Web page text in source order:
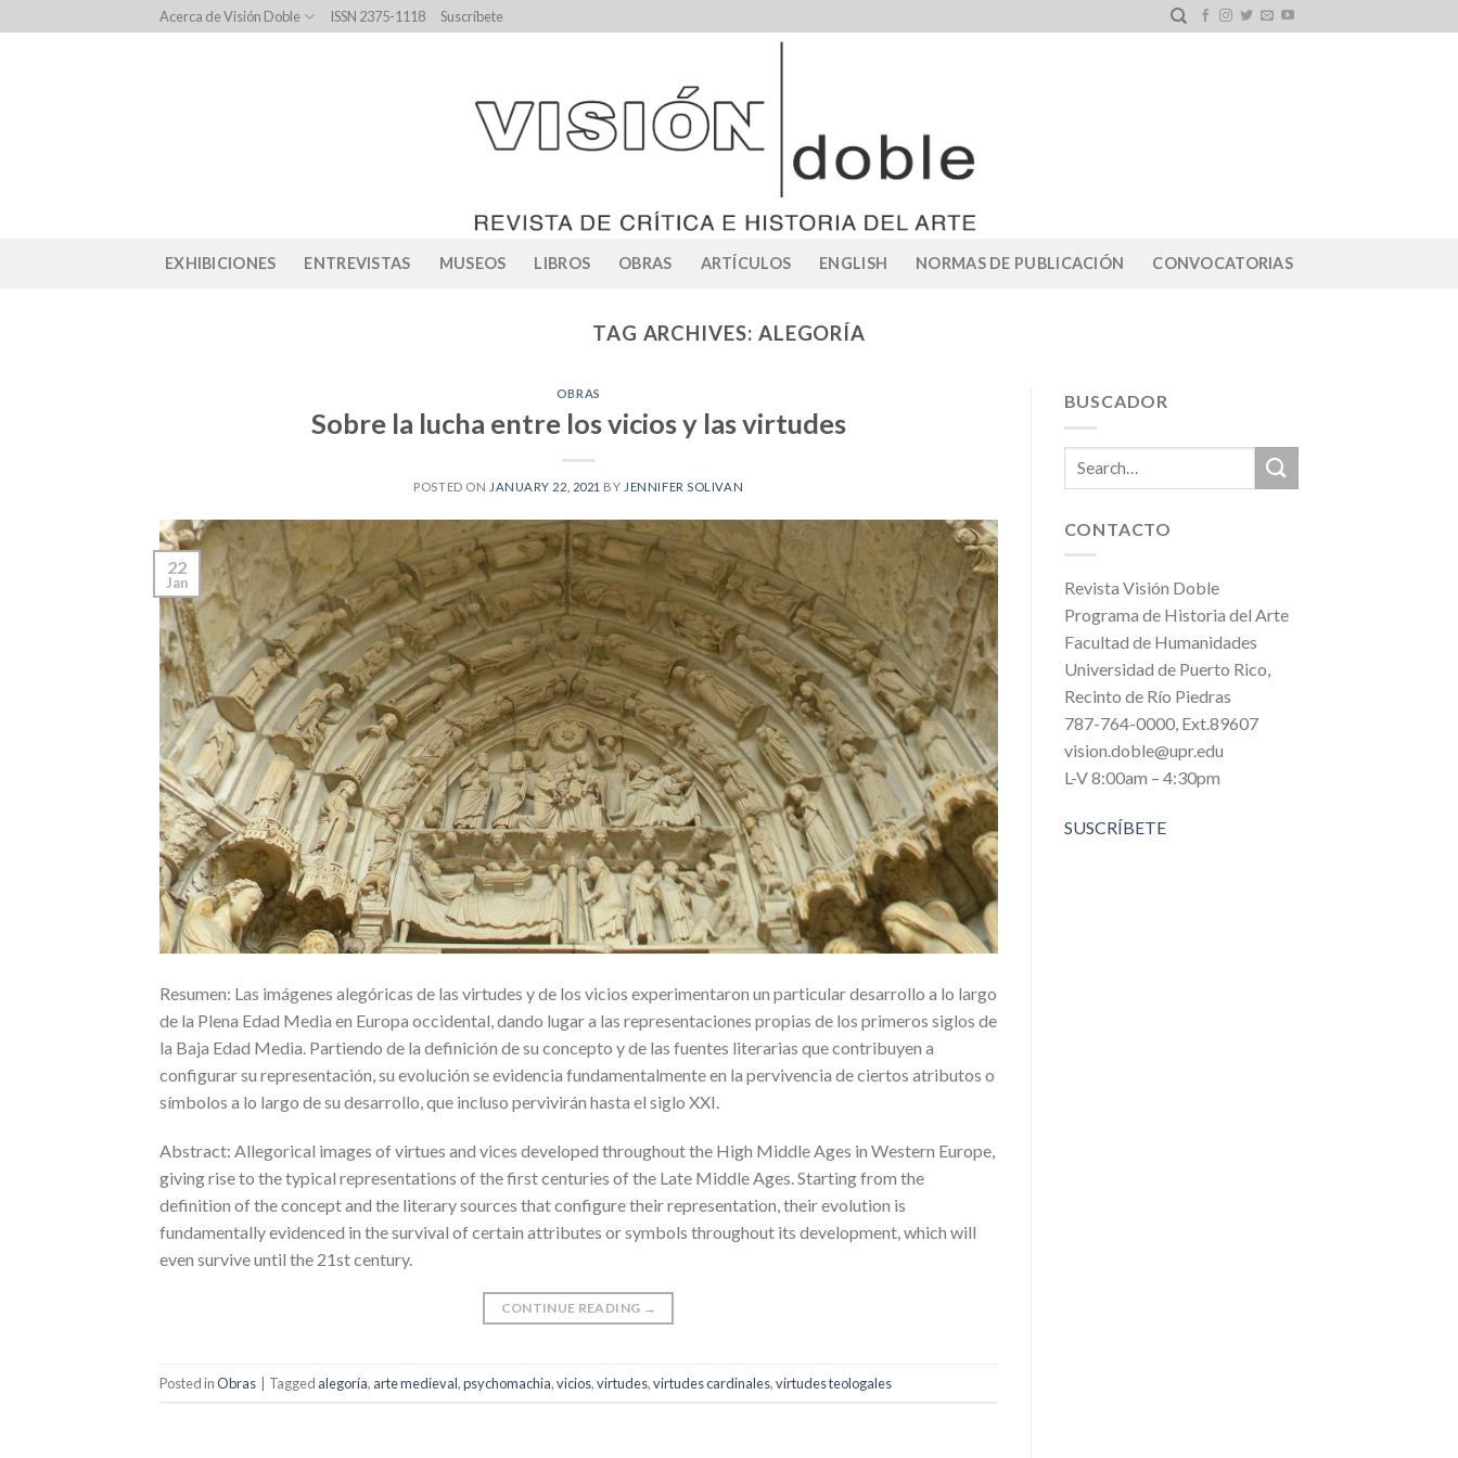
to
Acerca de Visión Doble ISSN 2375-1118 Suscríbete
EXHIBICIONES ENTREVISTAS MUSEOS LIBROS OBRAS ARTÍCULOS ENGLISH NORMAS DE PUBLICACIÓN CONVOCATORIAS
TAG ARCHIVES: ALEGORÍA
OBRAS
Sobre la lucha entre los vicios y las virtudes
POSTED ON JANUARY 22, 2021 BY JENNIFER SOLIVAN
22
Jan
Resumen: Las imágenes alegóricas de las virtudes y de los vicios experimentaron un particular desarrollo a lo largo
de la Plena Edad Media en Europa occidental, dando lugar a las representaciones propias de los primeros siglos de
la Baja Edad Media. Partiendo de la definición de su concepto y de las fuentes literarias que contribuyen a
configurar su representación, su evolución se evidencia fundamentalmente en la pervivencia de ciertos atributos o
símbolos a lo largo de su desarrollo, que incluso pervivirán hasta el siglo XXI.
Abstract: Allegorical images of virtues and vices developed throughout the High Middle Ages in Western Europe,
giving rise to the typical representations of the first centuries of the Late Middle Ages. Starting from the
definition of the concept and the literary sources that configure their representation, their evolution is
fundamentally evidenced in the survival of certain attributes or symbols throughout its development, which will
even survive until the 21st century.
CONTINUE READING →
Posted inObras Tagged alegoría, arte medieval,psychomachia,vicios,virtudes,virtudes cardinales,virtudes teologales
BUSCADOR
CONTACTO
Revista Visión Doble
Programa de Historia del Arte
Facultad de Humanidades
Universidad de Puerto Rico,
Recinto de Río Piedras
787-764-0000, Ext.89607
vision.doble@upr.edu
L-V 8:00am – 4:30pm
SUSCRÍBETE